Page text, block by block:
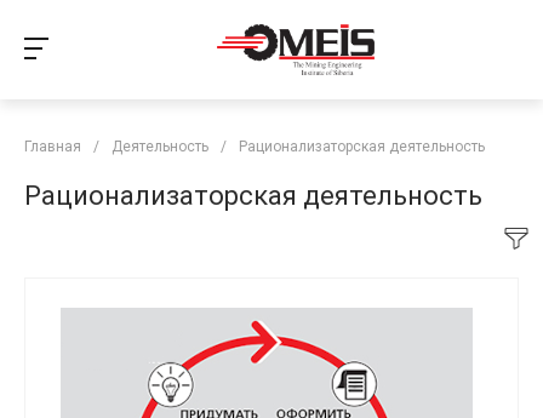
Главная / Деятельность / Рационализаторская деятельность
Рационализаторская деятельность